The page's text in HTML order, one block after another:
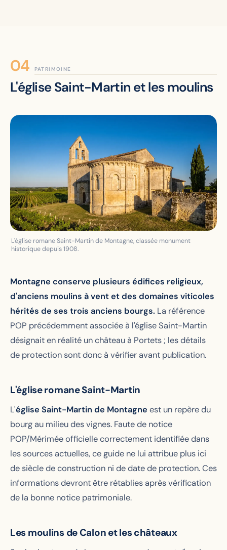
PATRIMOINE
L'église Saint-Martin et les moulins
L'église romane Saint-Martin de Montagne, classée monument
historique depuis 1908.
Montagne conserve plusieurs édifices religieux,
d'anciens moulins à vent et des domaines viticoles
hérités de ses trois anciens bourgs. La référence
POP précédemment associée à l'église Saint-Martin
désignait en réalité un château à Portets ; les détails
de protection sont donc à vérifier avant publication.
L'église romane Saint-Martin
L'église Saint-Martin de Montagne est un repère du
bourg au milieu des vignes. Faute de notice
POP/Mérimée officielle correctement identifiée dans
les sources actuelles, ce guide ne lui attribue plus ici
de siècle de construction ni de date de protection. Ces
informations devront être rétablies après vérification
de la bonne notice patrimoniale.
Les moulins de Calon et les châteaux